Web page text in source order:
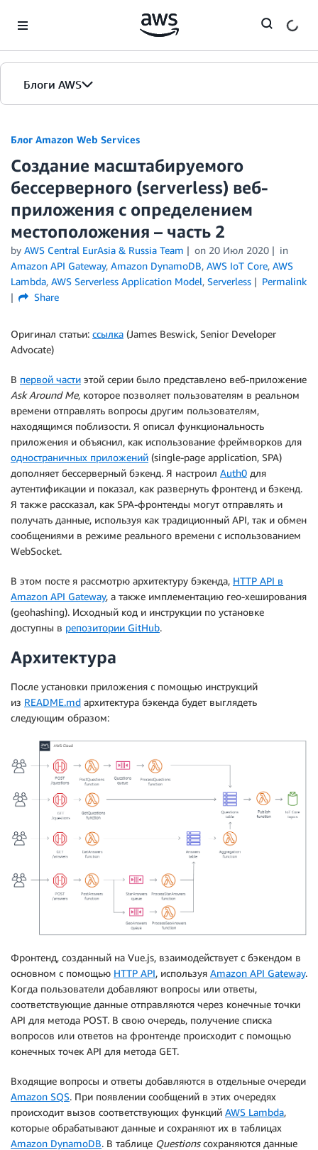
Блоги AWS
Главная страница
Версии
Блог Amazon Web Services
Создание масштабируемого
бессерверного (serverless) веб-
приложения с определением
местоположения – часть 2
by AWS Central EurAsia & Russia Team on 20 Июл 2020
in
Amazon API Gateway, Amazon DynamoDB, AWS IoT Core, AWS
Lambda, AWS Serverless Application Model, Serverless
Permalink
Share
Оригинал статьи: ссылка (James Beswick, Senior Developer
Advocate)
В первой части этой серии было представлено веб-приложение
AskAroundMe, которое позволяет пользователям в реальном
времени отправлять вопросы другим пользователям,
находящимся поблизости. Я описал функциональность
приложения и объяснил, как использование фреймворков для
одностраничных приложений (single-page application, SPA)
дополняет бессерверный бэкенд. Я настроил Auth0 для
аутентификации и показал, как развернуть фронтенд и бэкенд.
Я также рассказал, как SPA-фронтенды могут отправлять и
получать данные, используя как традиционный API, так и обмен
сообщениями в режиме реального времени с использованием
WebSocket.
В этом посте я рассмотрю архитектуру бэкенда, HTTP API в
Amazon API Gateway, а также имплементацию гео-хеширования
(geohashing). Исходный код и инструкции по установке
доступны в репозитории GitHub.
Архитектура
После установки приложения с помощью инструкций
из README.md архитектура бэкенда будет выглядеть
следующим образом:
Фронтенд, созданный на Vue.js, взаимодействует с бэкендом в
основном с помощью HTTP API, используя Amazon API Gateway.
Когда пользователи добавляют вопросы или ответы,
соответствующие данные отправляются через конечные точки
API для метода POST. В свою очередь, получение списка
вопросов или ответов на фронтенде происходит с помощью
конечных точек API для метода GET.
Входящие вопросы и ответы добавляются в отдельные очереди
Amazon SQS. При появлении сообщений в этих очередях
происходит вызов соответствующих функций AWS Lambda,
которые обрабатывают данные и сохраняют их в таблицах
Amazon DynamoDB. В таблице Questionsсохраняются данные